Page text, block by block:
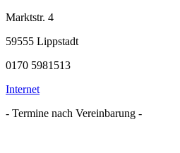
Marktstr. 4
59555 Lippstadt
0170 5981513
Internet
- Termine nach Vereinbarung -